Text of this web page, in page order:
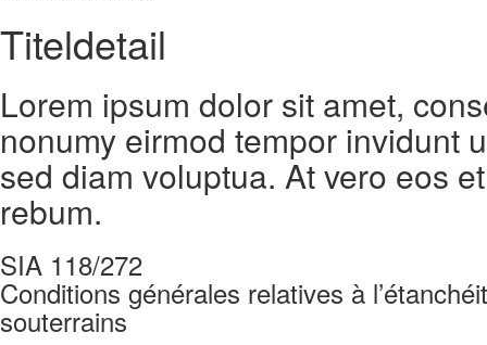
Titeldetail
Lorem ipsum dolor sit amet,
nonumy eirmod tempor invidunt
sed diam voluptua. At vero eos
rebum.
SIA 118/272
Conditions générales relatives à
souterrains